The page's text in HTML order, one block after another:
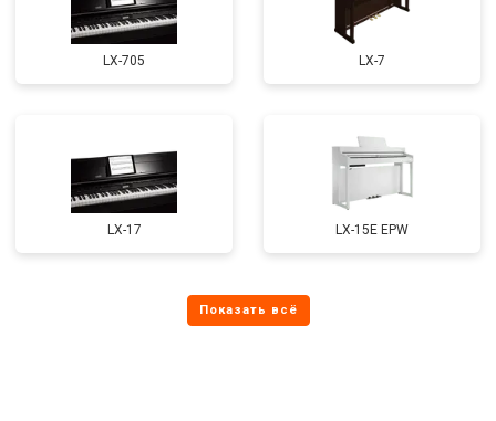
LX-705 LX-7
LX-17 LX-15E EPW